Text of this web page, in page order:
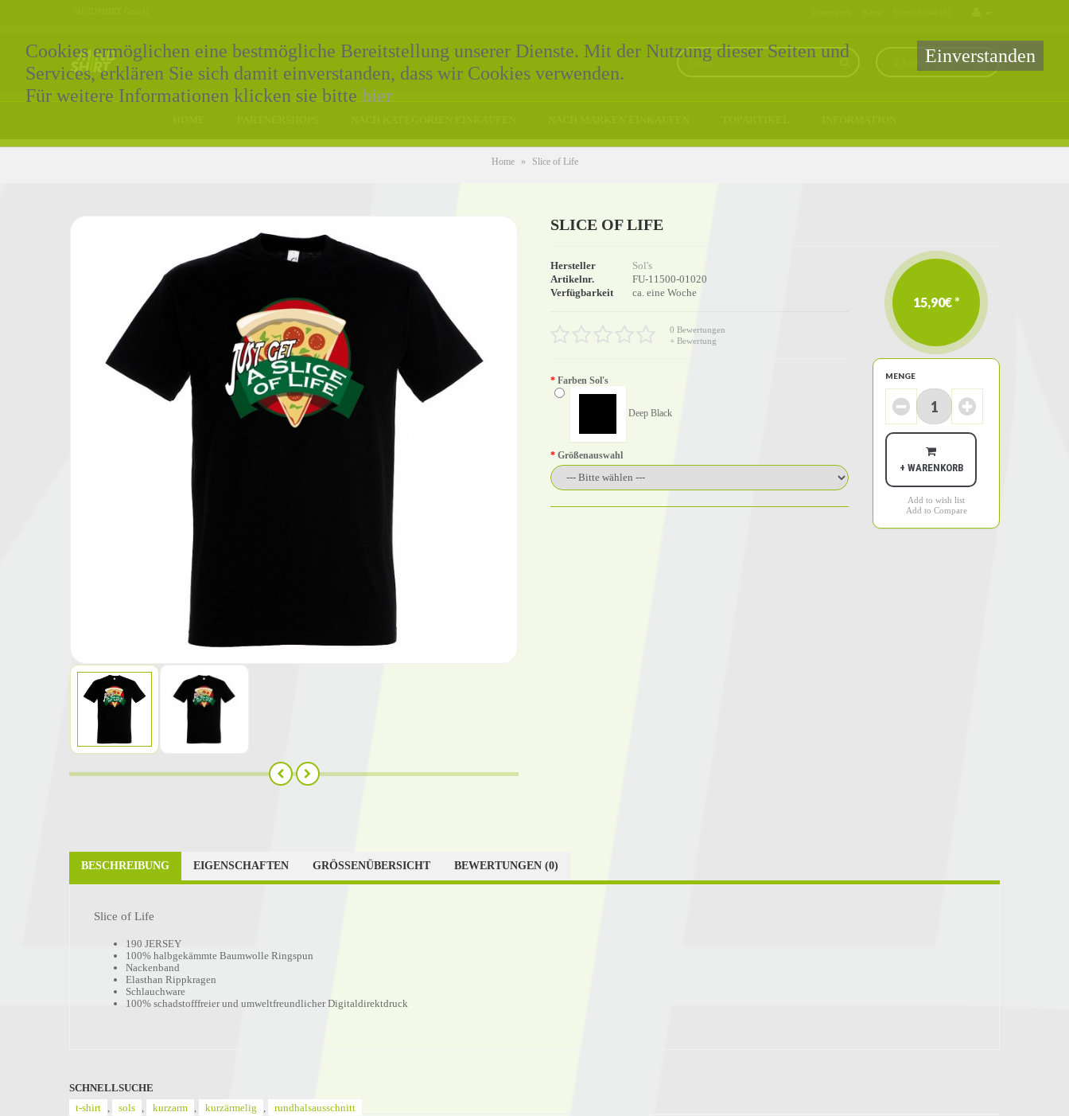
0 Artikel - 0,00€ *
Home » Slice of Life
SLICE OF LIFE
Hersteller
Sol's
Artikelnr.
FU-11500-01020
Verfügbarkeit
ca. eine Woche
0 Bewertungen
+ Bewertung
Farben Sol's
Deep Black
Größenauswahl
15,90€ *
MENGE
+ WARENKORB
Add to wish list
Add to Compare
BESCHREIBUNG EIGENSCHAFTEN GRÖSSENÜBERSICHT BEWERTUNGEN (0)
Slice of Life
190 JERSEY
100% halbgekämmte Baumwolle Ringspun
Nackenband
Elasthan Rippkragen
Schlauchware
100% schadstofffreier und umweltfreundlicher Digitaldirektdruck
SCHNELLSUCHE
t-shirt , sols , kurzarm , kurzärmelig , rundhalsausschnitt
Einverstanden
Cookies ermöglichen eine bestmögliche Bereitstellung unserer Dienste. Mit der Nutzung dieser Seiten und
Services, erklären Sie sich damit einverstanden, dass wir Cookies verwenden.
Für weitere Informationen klicken sie bitte hier